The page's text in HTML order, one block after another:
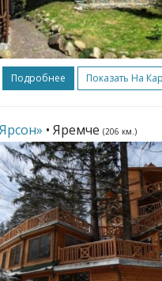
Подробнее Показать На
• Яремче (206 км.)